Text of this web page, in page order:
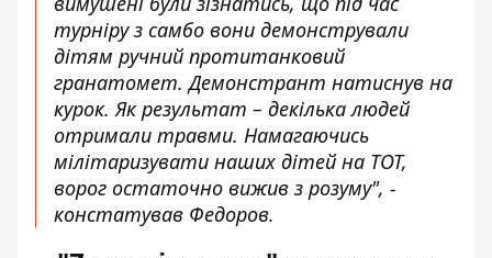
турніру з самбо вони демонстрували
дітям ручний протитанковий
гранатомет. Демонстрант натиснув на
курок. Як результат – декілька людей
отримали травми. Намагаючись
мілітаризувати наших дітей на ТОТ,
ворог остаточно вижив з розуму", -
констатував Федоров.